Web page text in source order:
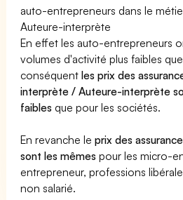
auto-entrepreneurs dans le
Auteure-interprète
En effet les auto-entrepreneurs
volumes d'activité plus faibles
conséquentles prix des
interprète / Auteure-interprète
faibles que pour les sociétés.
En revanche leprix des
sont les mêmes pour les micro-
entrepreneur, professions
non salarié.